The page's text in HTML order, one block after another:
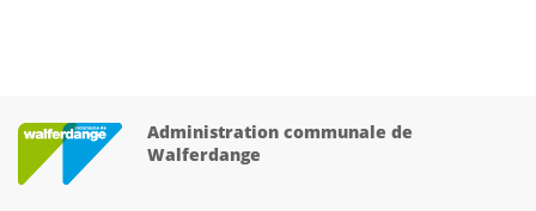
Administration communale de
Walferdange